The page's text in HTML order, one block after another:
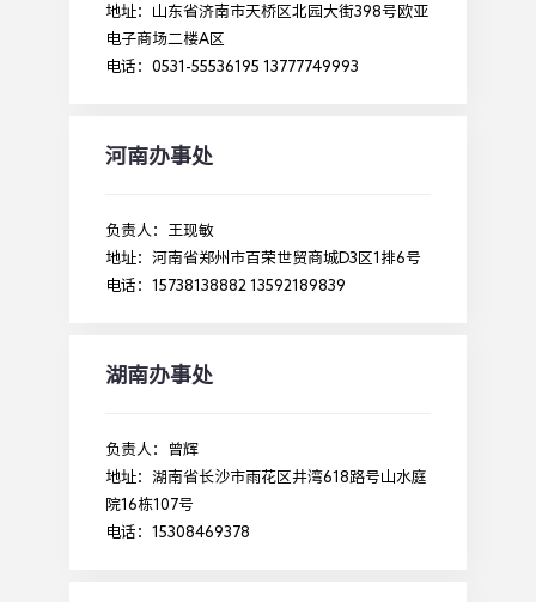
地址：山东省济南市天桥区北园大街398号欧亚
电子商场二楼A区
电话：0531-55536195 13777749993
河南办事处
负责人：王现敏
地址：河南省郑州市百荣世贸商城D3区1排6号
电话：15738138882 13592189839
湖南办事处
负责人：曾辉
地址：湖南省长沙市雨花区井湾618路号山水庭
院16栋107号
电话：15308469378